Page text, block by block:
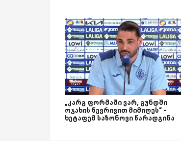
„კარგ ფორმაში ვარ, გუნდში
ოჯახის წევრივით მიმიღეს“ -
ხეტაფემ საზონოვი წარადგინა